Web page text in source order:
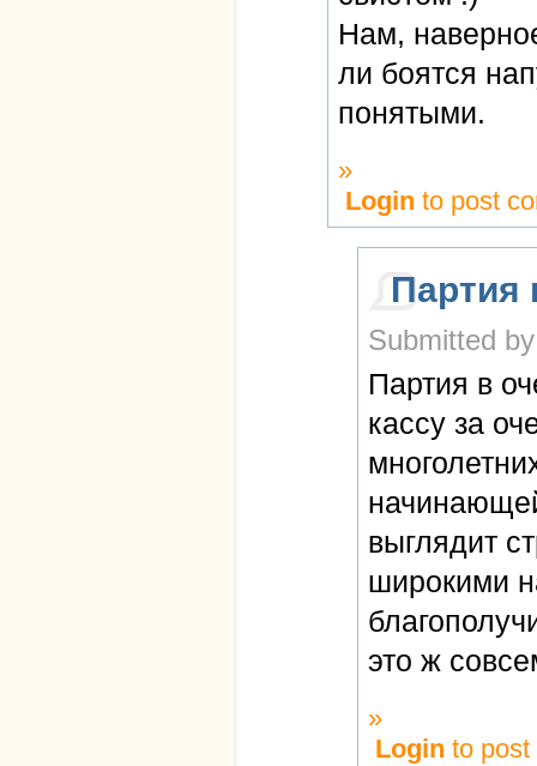
Нам,
ли боятся
понятыми.
»
Login to post
Партия
Submitted
Партия в
кассу за
выглядит
широкими
это ж
»
Login to post